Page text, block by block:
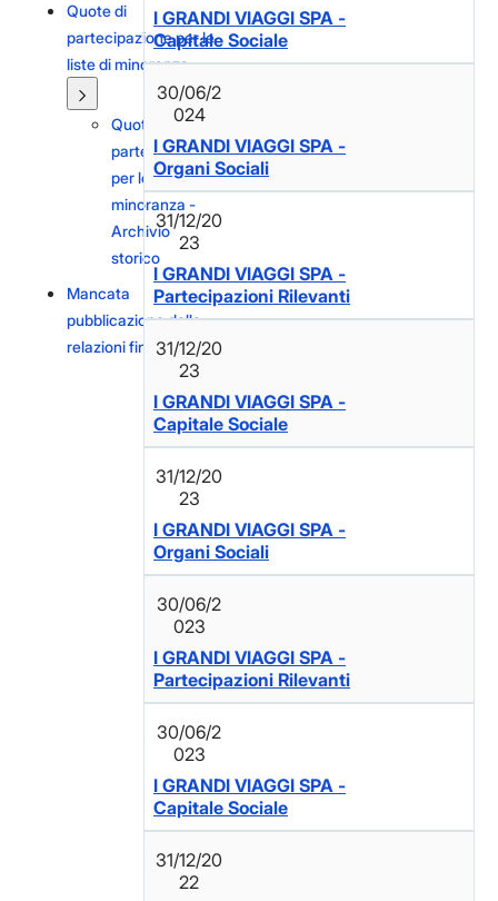
Quote di
partecipazione per le
liste di minoranza
Quote di
partecipazione
per le liste di
minoranza -
Archivio
storico
Mancata
pubblicazione delle
relazioni finanziarie
I GRANDI VIAGGI SPA -
Capitale Sociale
30/06/2
024
I GRANDI VIAGGI SPA -
Organi Sociali
31/12/20
23
I GRANDI VIAGGI SPA -
Partecipazioni Rilevanti
31/12/20
23
I GRANDI VIAGGI SPA -
Capitale Sociale
31/12/20
23
I GRANDI VIAGGI SPA -
Organi Sociali
30/06/2
023
I GRANDI VIAGGI SPA -
Partecipazioni Rilevanti
30/06/2
023
I GRANDI VIAGGI SPA -
Capitale Sociale
31/12/20
22